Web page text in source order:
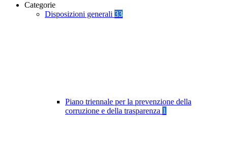
Categorie
Disposizioni generali 33
Piano triennale per la prevenzione della
corruzione e della trasparenza 1